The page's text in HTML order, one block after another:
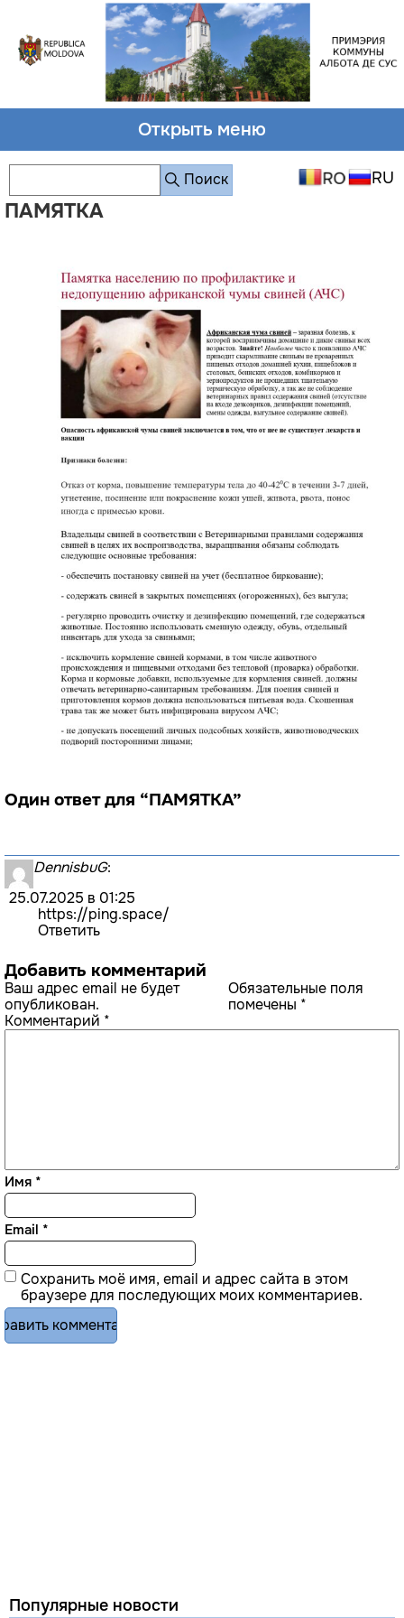
Открыть меню
Поиск
ПАМЯТКА
Один ответ для “ПАМЯТКА”
DennisbuG:
25.07.2025 в 01:25
https://ping.space/
Ответить
Добавить комментарий
Ваш адрес email не будет
опубликован.
Обязательные поля
помечены *
Комментарий *
Имя *
Email *
Сохранить моё имя, email и адрес сайта в этом
браузере для последующих моих комментариев.
Популярные новости